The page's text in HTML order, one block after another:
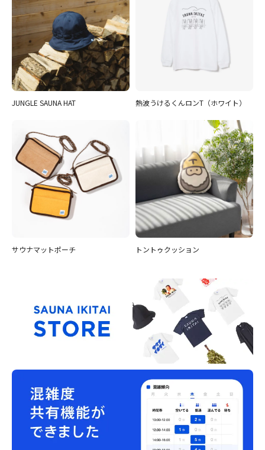
JUNGLE SAUNA HAT 熱波うけるくんロンT（ホワイト）
サウナマットポーチ トントゥクッション